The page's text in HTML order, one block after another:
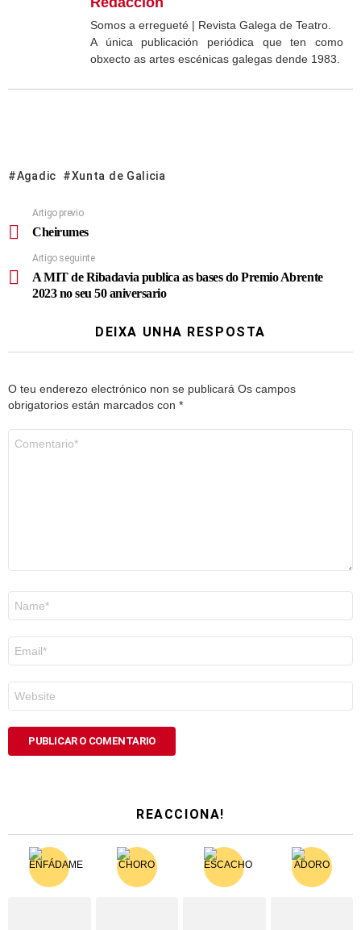
Somos a erregueté | Revista Galega de Teatro.
A única publicación periódica que ten como
obxecto as artes escénicas galegas dende 1983.
Agadic Xunta de Galicia
Artigo previo
Cheirumes
Artigo seguinte
A MIT de Ribadavia publica as bases do Premio Abrente
2023 no seu 50 aniversario
DEIXA UNHA RESPOSTA
O teu enderezo electrónico non se publicará Os campos
obrigatorios están marcados con *
electrónico
*
REACCIONA!